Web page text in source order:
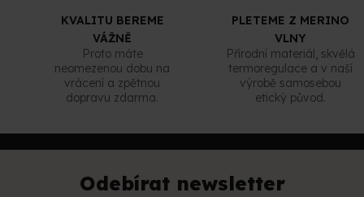
KVALITU BEREME
VÁŽNĚ
Proto máte
neomezenou dobu na
vrácení a zpětnou
dopravu zdarma.
PLETEME Z MERINO
VLNY
Přírodní materiál, skvělá
termoregulace a v naší
výrobě samosebou
etický původ.
Odebírat newsletter